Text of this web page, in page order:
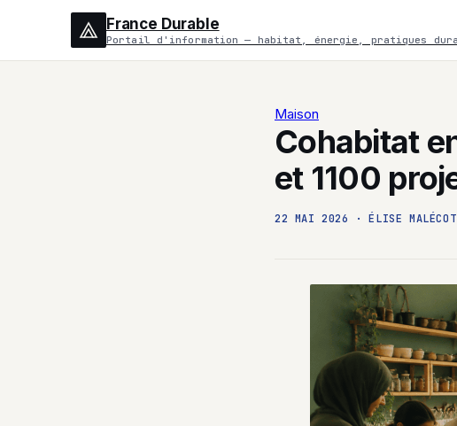
France Durable
Portail d'information — habitat, énergie, pratiques
Maison
Cohabitat
et 1100
22 MAI 2026 · ÉLISE